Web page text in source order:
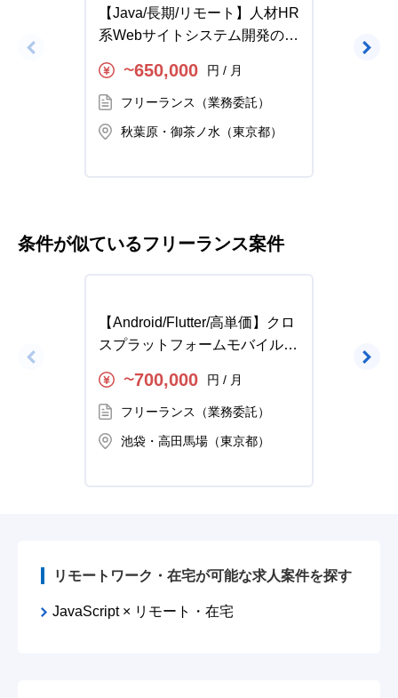
【Java/長期/リモート】人材HR
系Webサイトシステム開発の求
〜650,000 円 / 月
フリーランス（業務委託）
秋葉原・御茶ノ水（東京都）
発の
条件が似ているフリーランス案件
【Android/Flutter/高単価】クロ
スプラットフォームモバイルア
〜700,000 円 / 月
フリーランス（業務委託）
池袋・高田馬場（東京都）
エン
リモートワーク・在宅が可能な求人案件を探す
JavaScript × リモート・在宅